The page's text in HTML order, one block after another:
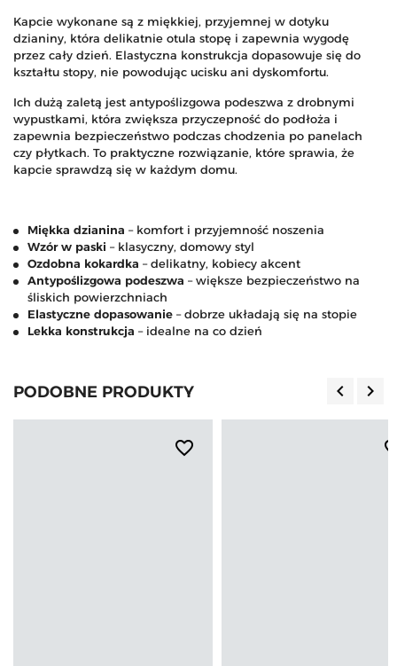
Kapcie wykonane są z miękkiej, przyjemnej w dotyku
dzianiny, która delikatnie otula stopę i zapewnia wygodę
przez cały dzień. Elastyczna konstrukcja dopasowuje się do
kształtu stopy, nie powodując ucisku ani dyskomfortu.
Ich dużą zaletą jest antypoślizgowa podeszwa z drobnymi
wypustkami, która zwiększa przyczepność do podłoża i
zapewnia bezpieczeństwo podczas chodzenia po panelach
czy płytkach. To praktyczne rozwiązanie, które sprawia, że
kapcie sprawdzą się w każdym domu.
Miękka dzianina – komfort i przyjemność noszenia
Wzór w paski – klasyczny, domowy styl
Ozdobna kokardka – delikatny, kobiecy akcent
Antypoślizgowa podeszwa – większe bezpieczeństwo na
śliskich powierzchniach
Elastyczne dopasowanie – dobrze układają się na stopie
Lekka konstrukcja – idealne na co dzień
PODOBNE PRODUKTY keyboard_arrow_left keyboard_arrow_right
favorite_border